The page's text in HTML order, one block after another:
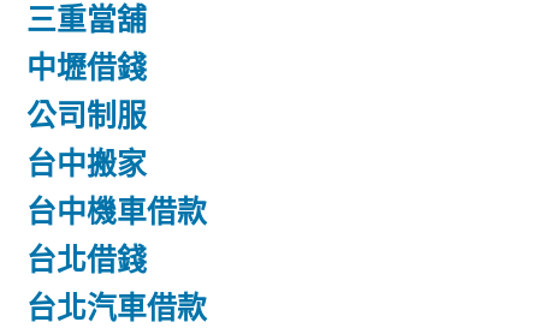
三重當舖
中壢借錢
公司制服
台中搬家
台中機車借款
台北借錢
台北汽車借款